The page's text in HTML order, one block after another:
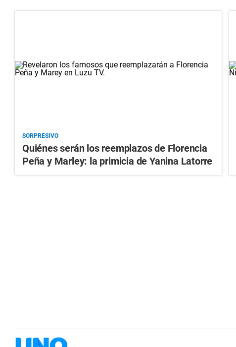
SORPRESIVO
Quiénes serán los reemplazos de Florencia
Peña y Marley: la primicia de Yanina Latorre